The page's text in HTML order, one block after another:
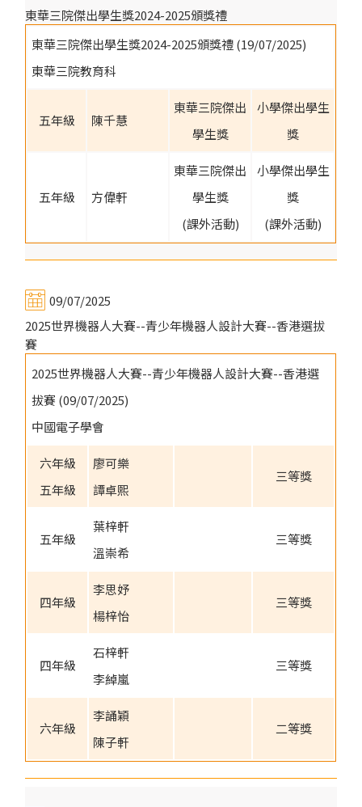
東華三院傑出學生獎2024-2025頒獎禮
東華三院傑出學生獎2024-2025頒獎禮 (19/07/2025)
東華三院教育科
五年級 陳千慧
東華三院傑出
學生獎
小學傑出學生
獎
五年級 方偉軒
東華三院傑出
學生獎
(課外活動)
小學傑出學生
獎
(課外活動)
09/07/2025
2025世界機器人大賽--青少年機器人設計大賽--香港選拔
賽
2025世界機器人大賽--青少年機器人設計大賽--香港選
拔賽 (09/07/2025)
中國電子學會
六年級
五年級
廖可樂
譚卓熙
三等獎
五年級
葉梓軒
溫崇希
三等獎
四年級
李思妤
楊梓怡
三等獎
四年級
石梓軒
李綽嵐
三等獎
六年級
李誦穎
陳子軒
二等獎